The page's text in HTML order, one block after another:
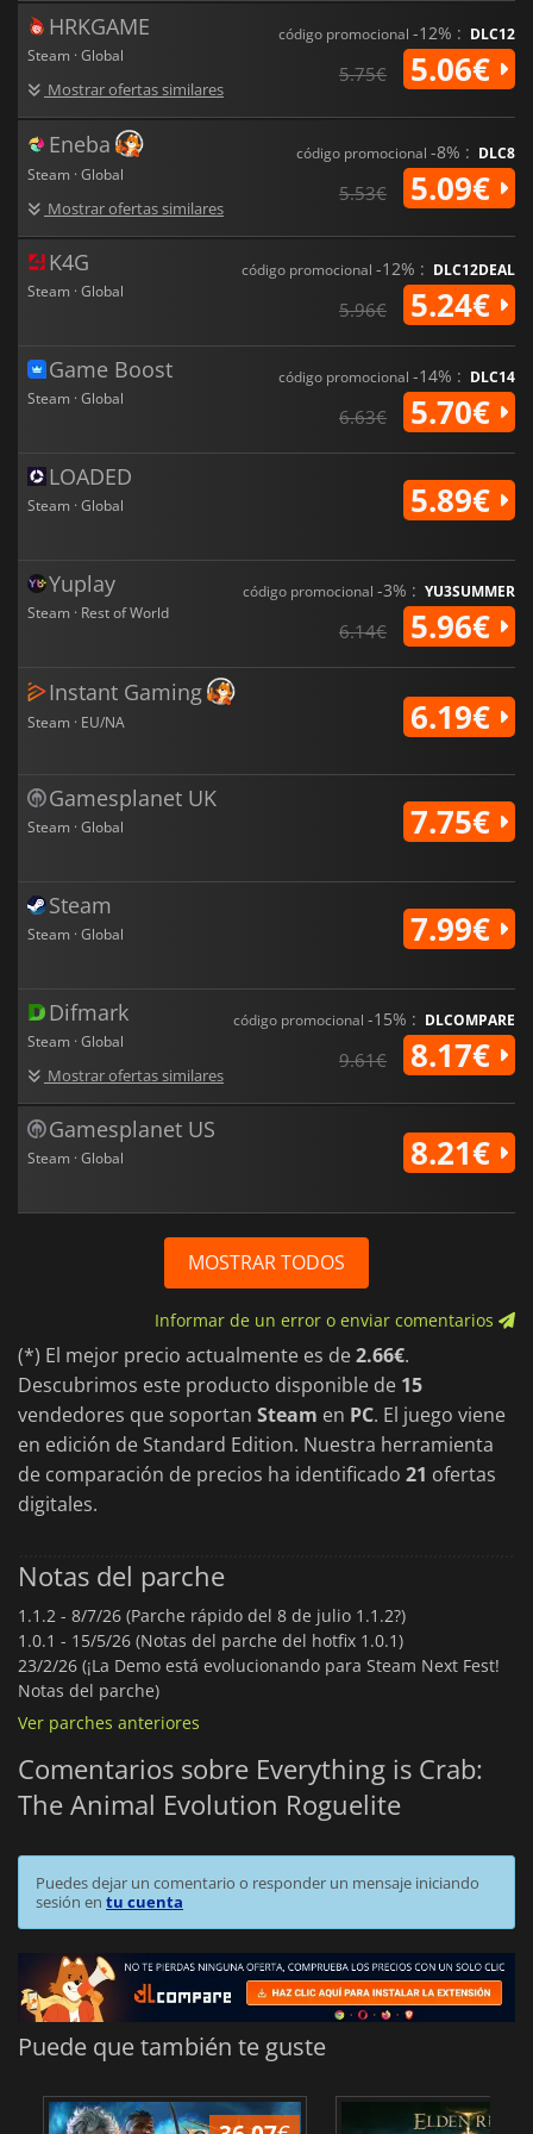
HRKGAME
Steam · Global
Mostrar ofertas similares
código promocional -12% : DLC12
5.75€ 5.06€
Eneba
Steam · Global
Mostrar ofertas similares
código promocional -8% : DLC8
5.53€ 5.09€
K4G
Steam · Global
código promocional -12% : DLC12DEAL
5.96€ 5.24€
Game Boost
Steam · Global
código promocional -14% : DLC14
6.63€ 5.70€
LOADED
Steam · Global 5.89€
Yuplay
Steam · Rest of World
código promocional -3% : YU3SUMMER
6.14€ 5.96€
Instant Gaming
Steam · EU/NA 6.19€
Gamesplanet UK
Steam · Global 7.75€
Steam
Steam · Global 7.99€
Difmark
Steam · Global
Mostrar ofertas similares
código promocional -15% : DLCOMPARE
9.61€ 8.17€
Gamesplanet US
Steam · Global 8.21€
MOSTRAR TODOS
Informar de un error o enviar comentarios
(*) El mejor precio actualmente es de2.66€.
Descubrimos este producto disponible de 15
vendedores que soportan Steam en PC. El juego viene
en edición de Standard Edition. Nuestra herramienta
de comparación de precios ha identificado 21 ofertas
digitales.
Notas del parche
1.1.2 - 8/7/26 (Parche rápido del 8 de julio 1.1.2?)
1.0.1 - 15/5/26 (Notas del parche del hotfix 1.0.1)
23/2/26 (¡La Demo está evolucionando para Steam Next Fest!
Notas del parche)
Ver parches anteriores
Comentarios sobre Everything is Crab:
The Animal Evolution Roguelite
Puedes dejar un comentario o responder un mensaje iniciando
sesión en tu cuenta
Puede que también te guste